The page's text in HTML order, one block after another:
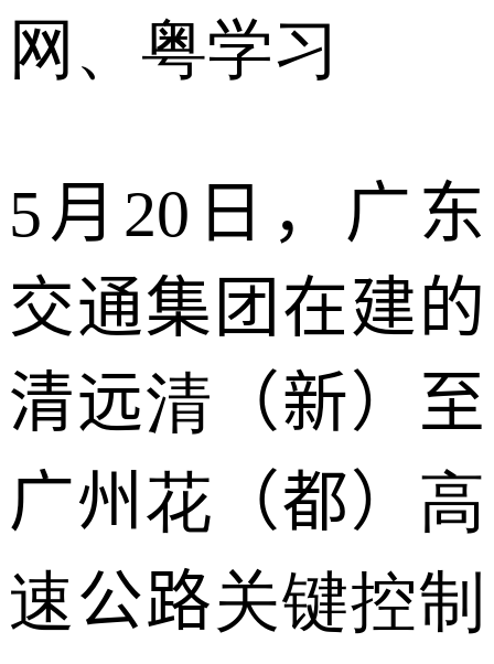
网、粤学习
5月 20 日，广东
交通集团在建的
清远清 （新）至
广州 花 （都） 高
速公路关键控制